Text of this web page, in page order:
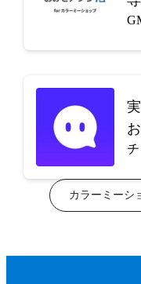
カラーミーシ